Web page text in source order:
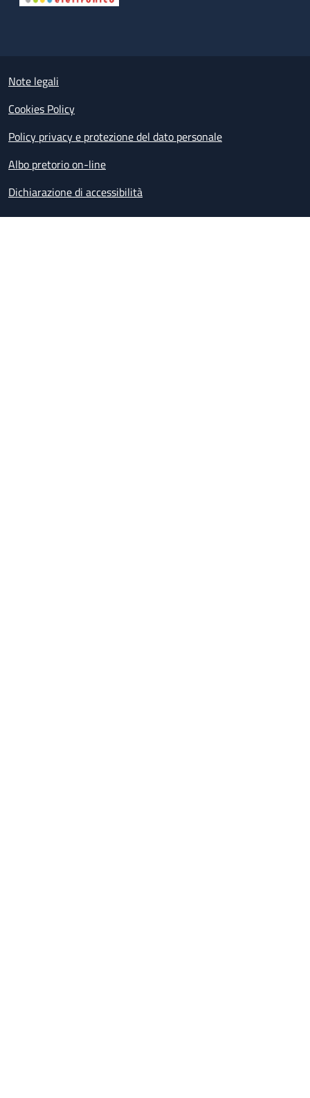
Small prints
Note legali
Cookies Policy
Policy privacy e protezione del dato personale
Albo pretorio on-line
Dichiarazione di accessibilità